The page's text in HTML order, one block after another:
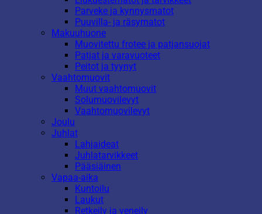
Parveke ja kynnysmatot
Puuvilla- ja räsymatot
Makuuhuone
Muovitettu frotee ja patjansuojat
Patjat ja varavuoteet
Peitot ja tyynyt
Vaahtomuovit
Muut vaahtomuovit
Solumuovilevyt
Vaahtomuovilevyt
Joulu
Juhlat
Lahjaideat
Juhlatarvikkeet
Pääsiäinen
Vapaa-aika
Kuntoilu
Laukut
Retkeily ja veneily